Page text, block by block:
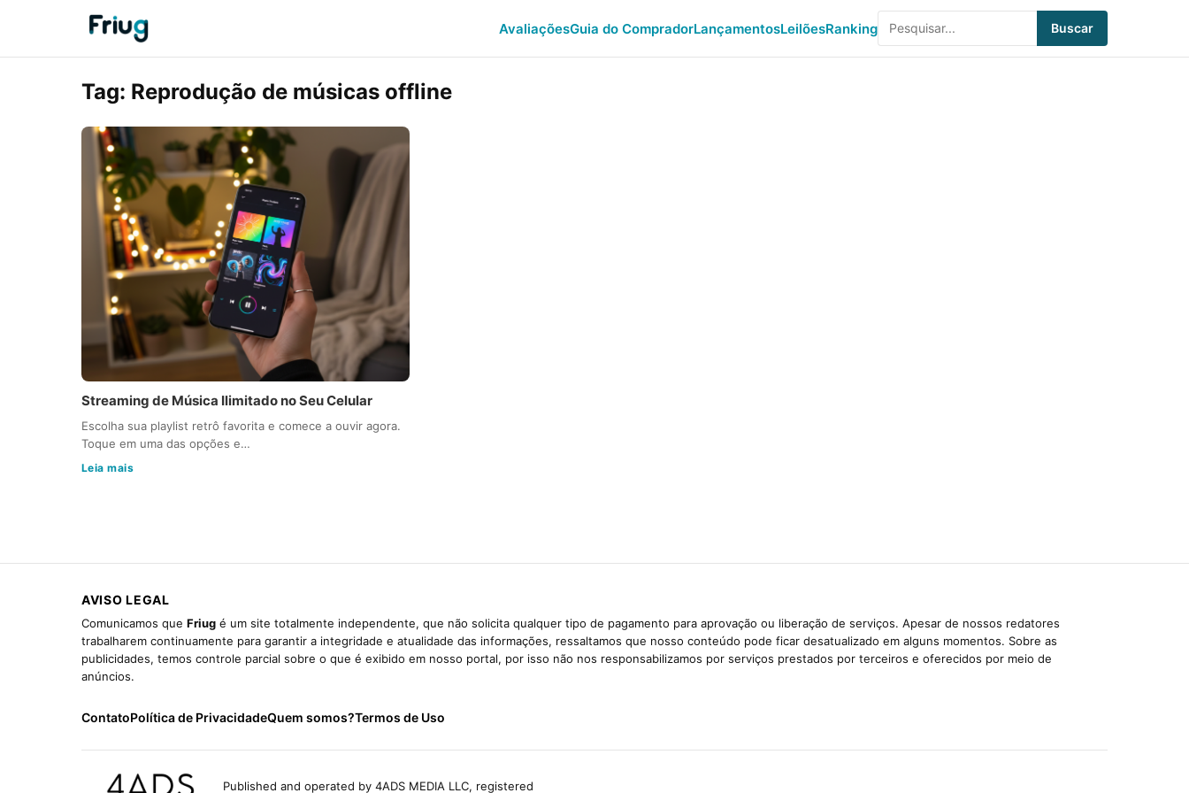
AvaliaçõesGuia do CompradorLançamentosLeilõesRanking Buscar
Tag: Reprodução de músicas offline
Streaming de Música Ilimitado no Seu Celular
Escolha sua playlist retrô favorita e comece a ouvir agora.
Toque em uma das opções e…
Leia mais
AVISO LEGAL
Comunicamos que Friug é um site totalmente independente, que não solicita qualquer tipo de pagamento para aprovação ou liberação de serviços. Apesar de nossos redatores
trabalharem continuamente para garantir a integridade e atualidade das informações, ressaltamos que nosso conteúdo pode ficar desatualizado em alguns momentos. Sobre as
publicidades, temos controle parcial sobre o que é exibido em nosso portal, por isso não nos responsabilizamos por serviços prestados por terceiros e oferecidos por meio de
anúncios.
ContatoPolítica de PrivacidadeQuem somos?Termos de Uso
Published and operated by 4ADS MEDIA LLC, registered